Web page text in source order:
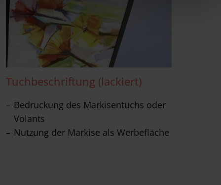
Tuchbeschriftung (lackiert)
Bedruckung des Markisentuchs oder
Volants
Nutzung der Markise als Werbefläche